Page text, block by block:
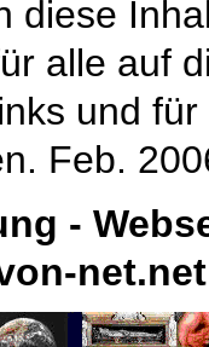
diese
alle auf
und
Feb.
-
net.net